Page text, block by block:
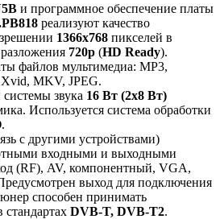
и программное обеспечение платы
реализуют качество
1366x768 пикселей в
720p (HD Ready).
файлов мультимедиа: MP3,
MKV, JPEG.
звука 16 Вт (2х8 Вт)
Используется система обработки
.
с другими устройствами)
входными и выходными
(RF), AV, компонентный, VGA,
выход для подключения
способен принимать
DVB-T, DVB-T2.